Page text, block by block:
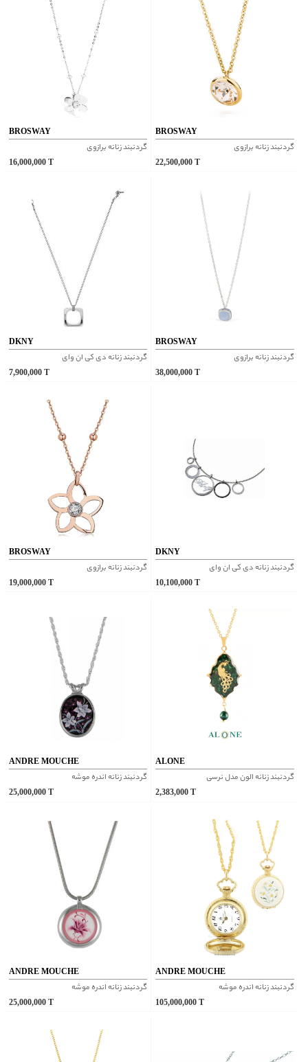
BROSWAY
گردنبند زنانه برازوی
16,000,000
BROSWAY
گردنبند زنانه برازوی
22,500,000
DKNY
گردنبند زنانه دی کی ان وای
7,900,000
BROSWAY
گردنبند زنانه برازوی
38,000,000
BROSWAY
گردنبند زنانه برازوی
19,000,000
DKNY
گردنبند زنانه دی کی ان وای
10,100,000
ANDRE MOUCHE
گردنبند زنانه اندره موشه
25,000,000
ALONE
گردنبند زنانه الون مدل نرسی
2,383,000
ANDRE MOUCHE
گردنبند زنانه اندره موشه
25,000,000
ANDRE MOUCHE
گردنبند زنانه اندره موشه
105,000,000